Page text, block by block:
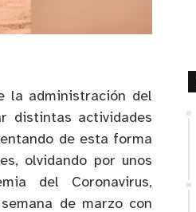
la administración del
distintas actividades
de esta forma
olvidando por unos
del Coronavirus,
de marzo con